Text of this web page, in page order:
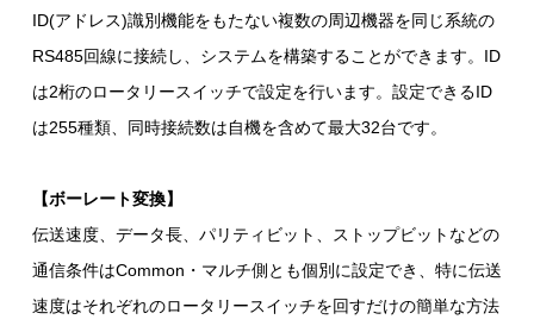
ID(アドレス)識別機能をもたない複数の周辺機器を同じ系統の
RS485回線に接続し、システムを構築することができます。ID
は2桁のロータリースイッチで設定を行います。設定できるID
は255種類、同時接続数は自機を含めて最大32台です。
【ボーレート変換】
伝送速度、データ長、パリティビット、ストップビットなどの
通信条件はCommon・マルチ側とも個別に設定でき、特に伝送
速度はそれぞれのロータリースイッチを回すだけの簡単な方法